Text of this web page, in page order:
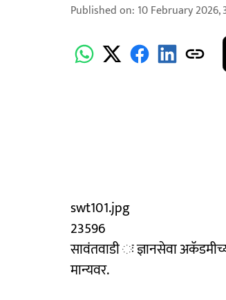
Published on: 10 February 2026,
swt101.jpg
23596
सावंतवाडी ः ज्ञानसेवा
मान्यवर.